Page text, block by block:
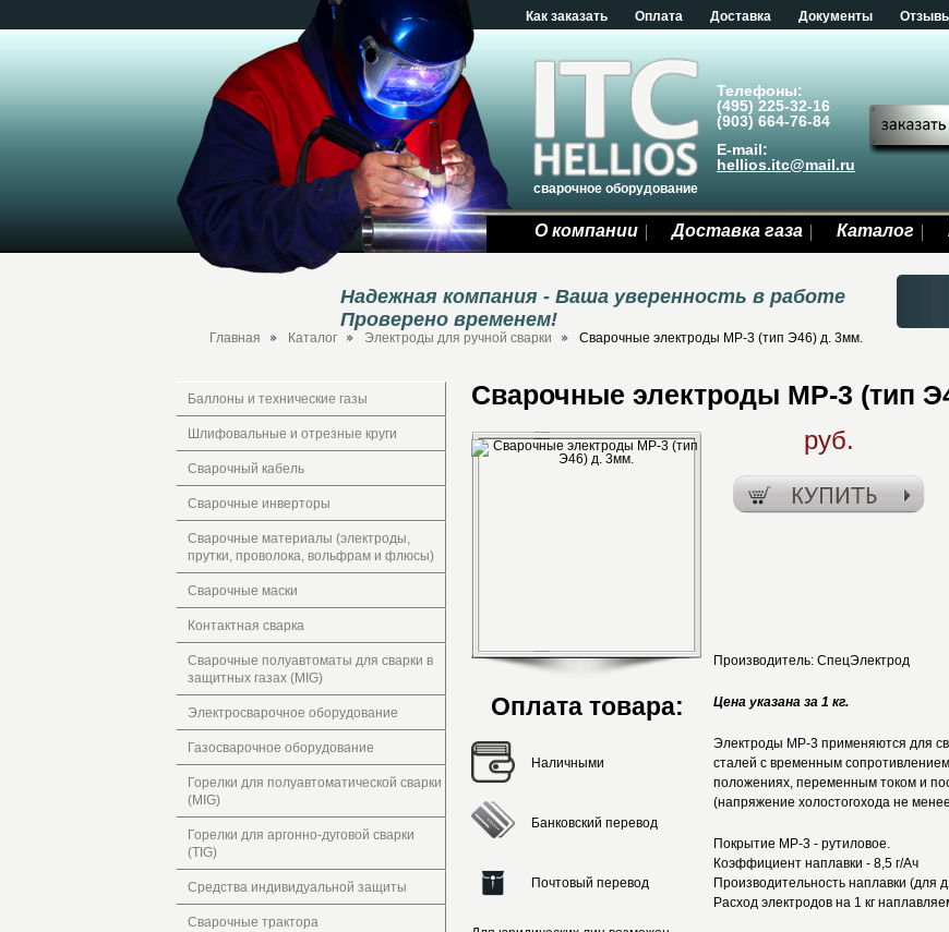
Как заказать Оплата Доставка Документы
сварочное оборудование
Телефоны:
(495) 225-32-16
(903) 664-76-84
E-mail:
hellios.itc@mail.ru
О компании Доставка газа Каталог
Надежная компания - Ваша уверенность в работе
Проверено временем!
Главная Каталог Электроды для ручной сварки Сварочные электроды МР-3 (тип Э46) д. 3мм.
Баллоны и технические газы
Шлифовальные и отрезные круги
Сварочный кабель
Сварочные инверторы
Сварочные материалы (электроды,
прутки, проволока, вольфрам и флюсы)
Сварочные маски
Контактная сварка
Сварочные полуавтоматы для сварки в
защитных газах (MIG)
Электросварочное оборудование
Газосварочное оборудование
Горелки для полуавтоматической сварки
(MIG)
Горелки для аргонно-дуговой сварки
(TIG)
Средства индивидуальной защиты
Сварочные трактора
Сварочные электроды МР-3 (тип
Оплата товара:
Наличными
Банковский перевод
Почтовый перевод
руб.
Производитель: СпецЭлектрод
Цена указана за 1 кг.
Электроды МР-3 применяются для
сталей с временным
положениях, переменным током и
(напряжение холостогохода не
Покрытие МР-3 - рутиловое.
Коэффициент наплавки - 8,5 г/Ач
Производительность наплавки (для
Расход электродов на 1 кг